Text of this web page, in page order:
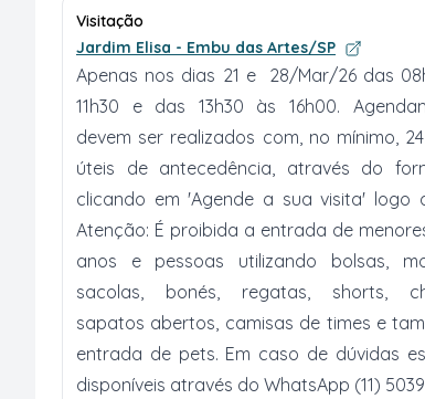
Visitação
Jardim Elisa - Embu das Artes/SP
Apenas nos dias 21 e 28/Mar/26 das
11h30 e das 13h30 às 16h00.
devem ser realizados com, no mínimo,
úteis de antecedência, através do
clicando em 'Agende a sua visita' logo
Atenção: É proibida a entrada de
anos e pessoas utilizando bolsas,
sacolas, bonés, regatas, shorts,
sapatos abertos, camisas de times e
entrada de pets. Em caso de dúvidas
disponíveis através do WhatsApp (11)